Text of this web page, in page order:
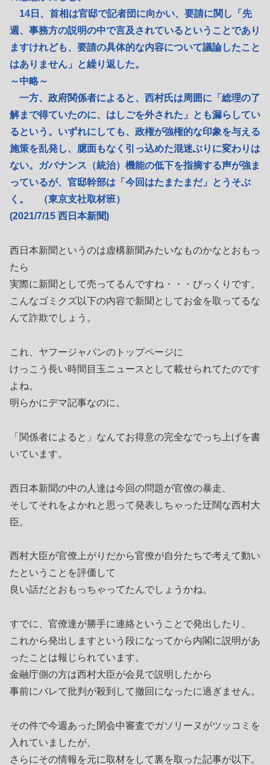
14日、首相は官邸で記者団に向かい、要請に関し「先
週、事務方の説明の中で言及されているということであり
ますけれども、要請の具体的な内容について議論したこと
はありません」と繰り返した。
～中略～
一方、政府関係者によると、西村氏は周囲に「総理の了
解まで得ていたのに、はしごを外された」とも漏らしてい
るという。いずれにしても、政権が強権的な印象を与える
施策を乱発し、臆面もなく引っ込めた混迷ぶりに変わりは
ない。ガバナンス（統治）機能の低下を指摘する声が強ま
っているが、官邸幹部は「今回はたまたまだ」とうそぶ
く。 （東京支社取材班）
(2021/7/15 西日本新聞)
西日本新聞というのは虚構新聞みたいなものかなとおもっ
たら
実際に新聞として売ってるんですね・・・びっくりです。
こんなゴミクズ以下の内容で新聞としてお金を取ってるな
んて詐欺でしょう。
これ、ヤフージャパンのトップページに
けっこう長い時間目玉ニュースとして載せられてたのです
よね。
明らかにデマ記事なのに。
「関係者によると」なんてお得意の完全なでっち上げを書
いています。
西日本新聞の中の人達は今回の問題が官僚の暴走、
そしてそれをよかれと思って発表しちゃった迂闊な西村大
臣。
西村大臣が官僚上がりだから官僚が自分たちで考えて動い
たということを評価して
良い話だとおもっちゃってたんでしょうかね。
すでに、官僚達が勝手に連絡ということで発出したり、
これから発出しますという段になってから内閣に説明があ
ったことは報じられています。
金融庁側の方は西村大臣が会見で説明したから
事前にバレて批判が殺到して撤回になったに過ぎません。
その件で今週あった閉会中審査でガソリーヌがツッコミを
入れていましたが、
さらにその情報を元に取材をして裏を取った記事が以下。